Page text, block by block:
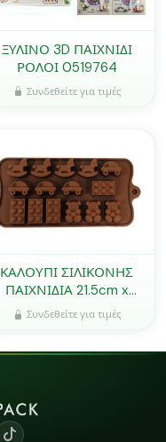
ΞΥΛΙΝΟ 3D ΠΑΙΧΝΙΔΙ
ΡΟΛΟΙ 0519764
Συνδεθείτε για τιμές
ΚΑΛΟΥΠΙ ΣΙΛΙΚΟΝΗΣ
ΠΑΙΧΝΙΔΙΑ 21.5cm x
10.5cm 0515189
Συνδεθείτε για τιμές